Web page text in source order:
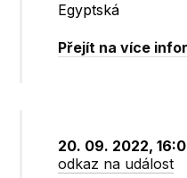
Egyptská
Přejít na více
20. 09. 2022,
odkaz na událost